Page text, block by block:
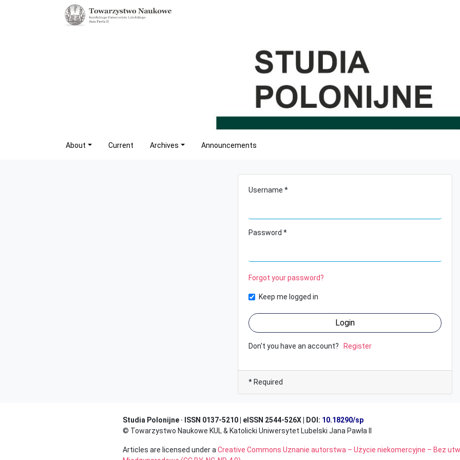
About Current Archives Announcements
Username *
Password *
Forgot your password?
Keep me logged in
Login
Don't you have an account? Register
* Required
Studia Polonijne · ISSN 0137-5210 | eISSN 2544-526X | DOI: 10.18290/sp
© Towarzystwo Naukowe KUL & Katolicki Uniwersytet Lubelski Jana Pawła II
Articles are licensed under a Creative Commons Uznanie autorstwa – Użycie niekomercyjne – Bez